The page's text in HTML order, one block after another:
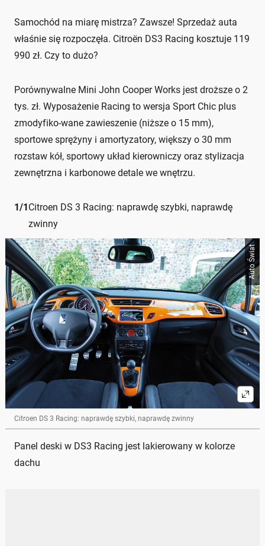
Samochód na miarę mistrza? Zawsze! Sprzedaż auta
właśnie się rozpoczęła. Citroën DS3 Racing kosztuje 119
990 zł. Czy to dużo?
Porównywalne Mini John Cooper Works jest droższe o 2
tys. zł. Wyposażenie Racing to wersja Sport Chic plus
zmodyfiko-wane zawieszenie (niższe o 15 mm),
sportowe sprężyny i amortyzatory, większy o 30 mm
rozstaw kół, sportowy układ kierowniczy oraz stylizacja
zewnętrzna i karbonowe detale we wnętrzu.
1/1 Citroen DS 3 Racing: naprawdę szybki, naprawdę
zwinny
Auto Świat
Citroen DS 3 Racing: naprawdę szybki, naprawdę zwinny
Panel deski w DS3 Racing jest lakierowany w kolorze
dachu